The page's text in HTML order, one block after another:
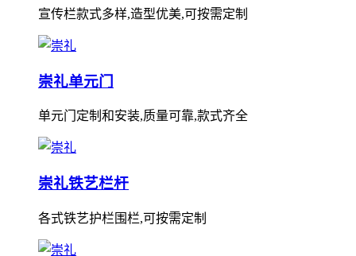
宣传栏款式多样,造型优美,可按需定制
崇礼单元门
单元门定制和安装,质量可靠,款式齐全
崇礼铁艺栏杆
各式铁艺护栏围栏,可按需定制